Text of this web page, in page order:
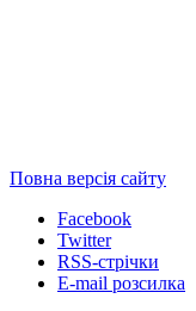
Повна версія сайту
Facebook
Twitter
RSS-стрічки
E-mail розсилка